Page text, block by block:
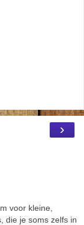
›
voor kleine,
die je soms zelfs in